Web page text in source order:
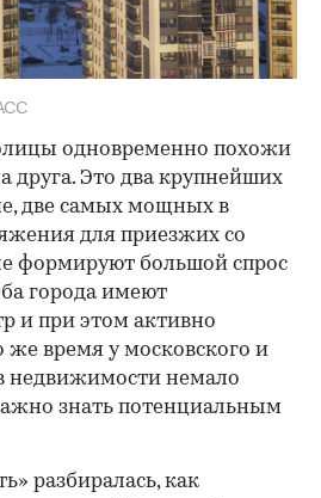
одновременно похожи
друга. Это два крупнейших
две самых мощных в
для приезжих со
формируют большой спрос
города имеют
и при этом активно
же время у московского и
недвижимости немало
знать потенциальным
разбиралась, как